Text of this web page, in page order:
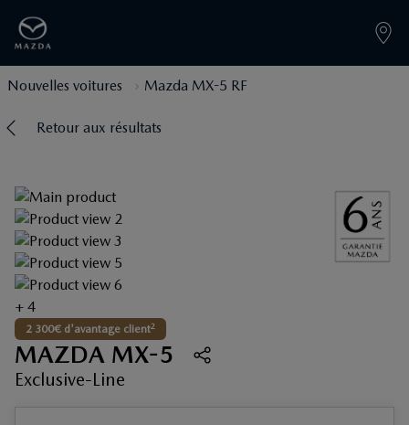
Nouvelles voitures Mazda MX-5 RF
Retour aux résultats
+ 4
2 300€ d'avantage client2
MAZDA MX-5
Exclusive-Line